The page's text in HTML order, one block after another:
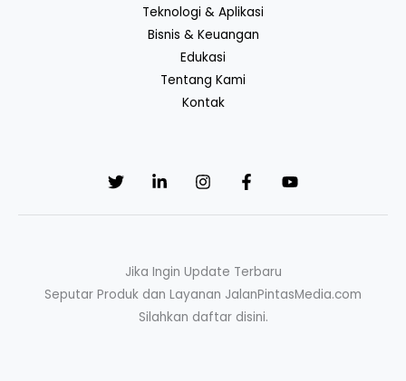
Teknologi & Aplikasi
Bisnis & Keuangan
Edukasi
Tentang Kami
Kontak
Jika Ingin Update Terbaru
Seputar Produk dan Layanan JalanPintasMedia.com
Silahkan daftar disini.